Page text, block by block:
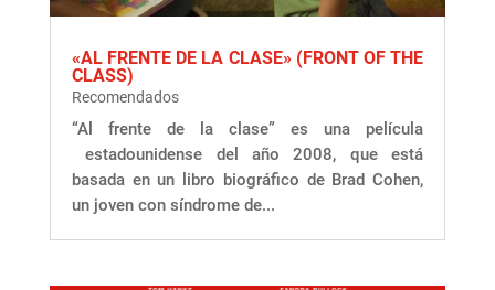
«AL FRENTE DE LA CLASE» (FRONT OF THE
CLASS)
Recomendados
“Al frente de la clase” es una película
estadounidense del año 2008, que está
basada en un libro biográfico de Brad Cohen,
un joven con síndrome de...